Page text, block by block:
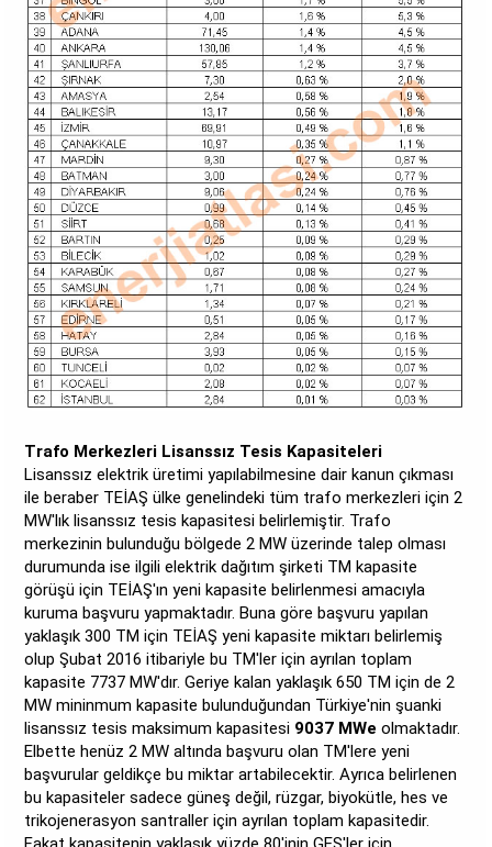
Trafo Merkezleri Lisanssız Tesis Kapasiteleri
Lisanssız elektrik üretimi yapılabilmesine dair kanun çıkması
ile beraber TEİAŞ ülke genelindeki tüm trafo merkezleri için 2
MW'lık lisanssız tesis kapasitesi belirlemiştir. Trafo
merkezinin bulunduğu bölgede 2 MW üzerinde talep olması
durumunda ise ilgili elektrik dağıtım şirketi TM kapasite
görüşü için TEİAŞ'ın yeni kapasite belirlenmesi amacıyla
kuruma başvuru yapmaktadır. Buna göre başvuru yapılan
yaklaşık 300 TM için TEİAŞ yeni kapasite miktarı belirlemiş
olup Şubat 2016 itibariyle bu TM'ler için ayrılan toplam
kapasite 7737 MW'dır. Geriye kalan yaklaşık 650 TM için de 2
MW mininmum kapasite bulunduğundan Türkiye'nin şuanki
lisanssız tesis maksimum kapasitesi 9037 MWe olmaktadır.
Elbette henüz 2 MW altında başvuru olan TM'lere yeni
başvurular geldikçe bu miktar artabilecektir. Ayrıca belirlenen
bu kapasiteler sadece güneş değil, rüzgar, biyokütle, hes ve
trikojenerasyon santraller için ayrılan toplam kapasitedir.